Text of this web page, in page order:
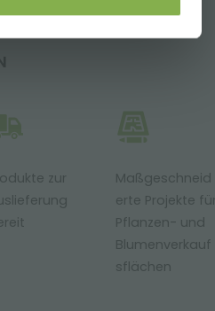
zur
Maßgeschneid
erte Projekte für
Pflanzen- und
Blumenverkauf
sflächen